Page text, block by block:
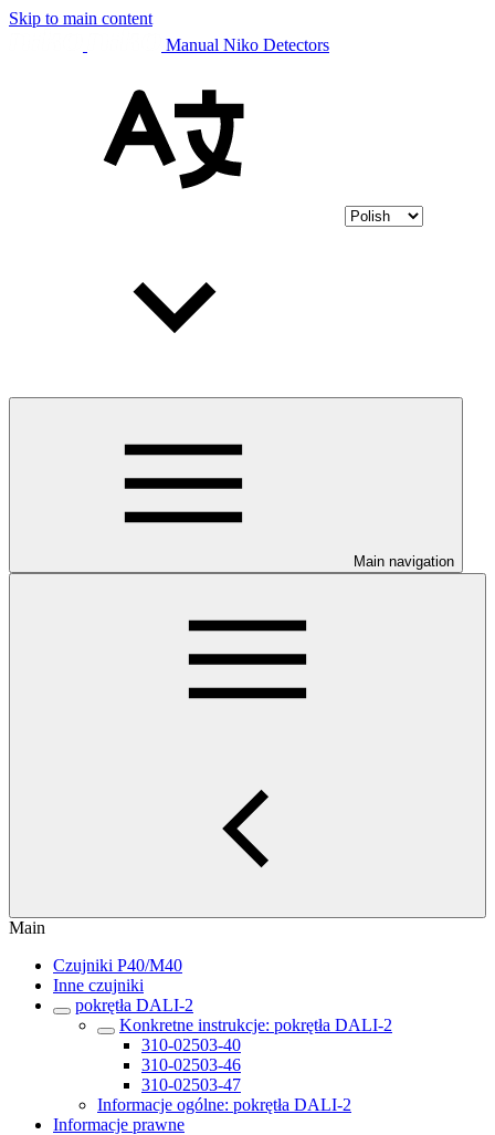
Skip to main content
Manual Niko Detectors
Main navigation
Main
Czujniki P40/M40
Inne czujniki
pokrętła DALI-2
Konkretne instrukcje: pokrętła DALI-2
310-02503-40
310-02503-46
310-02503-47
Informacje ogólne: pokrętła DALI-2
Informacje prawne